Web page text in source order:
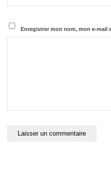
Enregistrer mon nom, mon e-